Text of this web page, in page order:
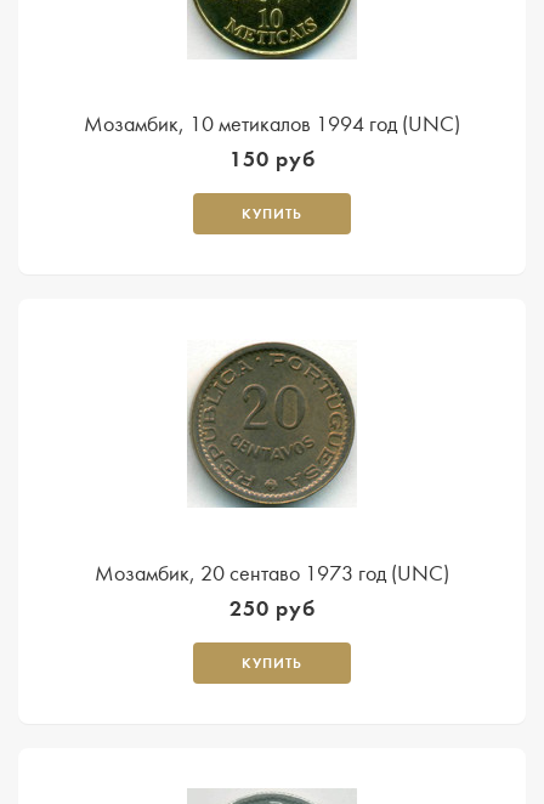
Мозамбик, 10 метикалов 1994 год (UNC)
150 руб
КУПИТЬ
Мозамбик, 20 сентаво 1973 год (UNC)
250 руб
КУПИТЬ